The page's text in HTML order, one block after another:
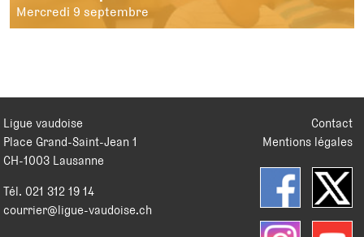
Mercredi 9 septembre
Contact
Mentions légales
Ligue vaudoise
Place Grand-Saint-Jean 1
CH-1003 Lausanne
Tél. 021 312 19 14
courrier@ligue-vaudoise.ch